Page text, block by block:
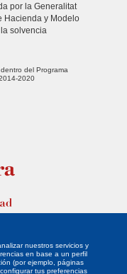
nuestros servicios y
en base a un perfil
(por ejemplo, páginas
tus preferencias
por la Generalitat
Hacienda y Modelo
solvencia
del Programa
2020
Regional
SL ha sido